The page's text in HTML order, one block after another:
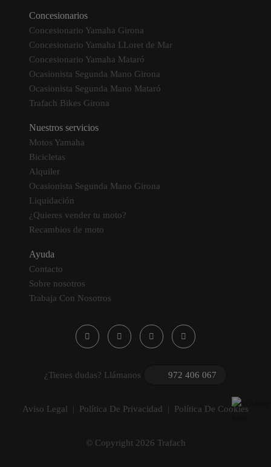
Concesionarios
Concesionario Yamaha Girona
Concesionario Yamaha LLoret de Mar
Concesionario Yamaha Mataró
Ocasionista Segunda Mano Girona
Ocasionista Segunda Mano Mataró
Trafach Bikes Girona
Nuestros servicios
Motos Yamaha
Bicicletas
Alquiler
Ocasionista Segunda Mano Girona
Liquidación
¿Quieres vender tu moto?
Recambios de moto
Ayuda
Contacto
Sobre nosotros
Trabaja Con Nosotros
¿Tienes dudas? Llámanos 972 406 067
© Copyright 2026 Trafach
Aviso Legal | Política De Privacidad | Política De Cookies